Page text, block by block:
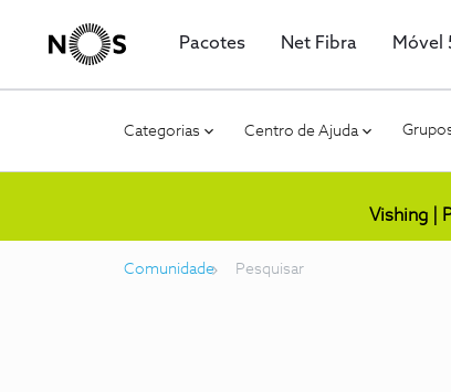
Pacotes Net Fibra Móvel
Categorias Centro de Ajuda
Vishing |
Comunidade Pesquisar